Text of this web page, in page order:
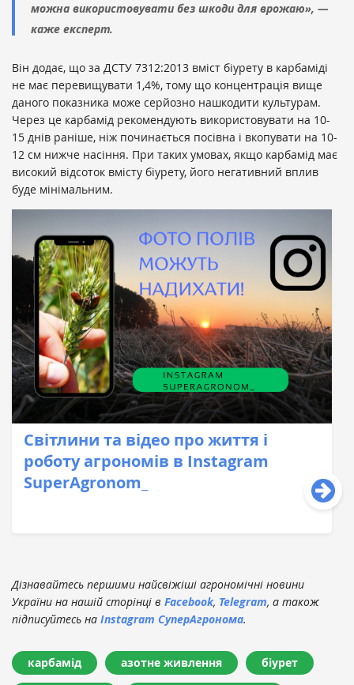
можна використовувати без шкоди для врожаю», —
каже експерт.
Він додає, що за ДСТУ 7312:2013 вміст біурету в карбаміді
не має перевищувати 1,4%, тому що концентрація вище
даного показника може серйозно нашкодити культурам.
Через це карбамід рекомендують використовувати на 10-
15 днів раніше, ніж починається посівна і вкопувати на 10-
12 см нижче насіння. При таких умовах, якщо карбамід має
високий відсоток вмісту біурету, його негативний вплив
буде мінімальним.
Світлини та відео про життя і
роботу агрономів в Instagram
SuperAgronom_
Дізнавайтесь першими найсвіжіші агрономічні новини
України на нашій сторінці в Facebook, Telegram, а також
підписуйтесь на Instagram СуперАгронома.
карбамід азотне живлення біурет